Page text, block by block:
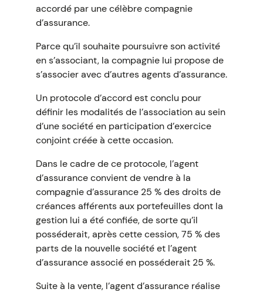
accordé par une célèbre compagnie
d’assurance.
Parce qu’il souhaite poursuivre son activité
en s’associant, la compagnie lui propose de
s’associer avec d’autres agents d’assurance.
Un protocole d’accord est conclu pour
définir les modalités de l’association au sein
d’une société en participation d’exercice
conjoint créée à cette occasion.
Dans le cadre de ce protocole, l’agent
d’assurance convient de vendre à la
compagnie d’assurance 25 % des droits de
créances afférents aux portefeuilles dont la
gestion lui a été confiée, de sorte qu’il
posséderait, après cette cession, 75 % des
parts de la nouvelle société et l’agent
d’assurance associé en posséderait 25 %.
Suite à la vente, l’agent d’assurance réalise